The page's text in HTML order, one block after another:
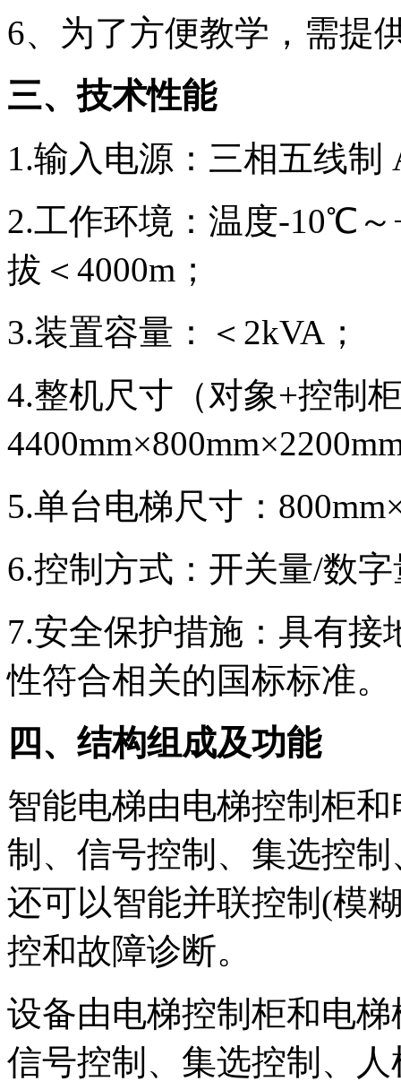
6、为了方便教学，需提
三、技术性能
1.输入电源：三相五线制
2.工作环境：温度-10℃
拔＜4000m；
3.装置容量：＜2kVA；
4.整机尺寸（对象+控制
5.单台电梯尺寸：
6.控制方式：开关量/数
7.安全保护措施：具有
性符合相关的国标标准。
四、结构组成及功能
智能电梯由电梯控制柜
制、信号控制、集选控
还可以智能并联控制(模
控和故障诊断。
设备由电梯控制柜和电
信号控制、集选控制、